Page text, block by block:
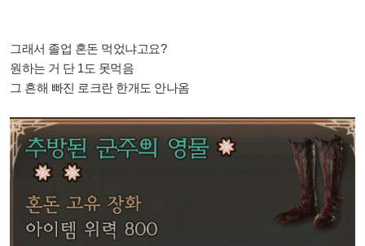
그래서 졸업 혼돈 먹었냐고요?
원하는 거 단 1도 못먹음
그 흔해 빠진 로크란 한개도 안나옴​